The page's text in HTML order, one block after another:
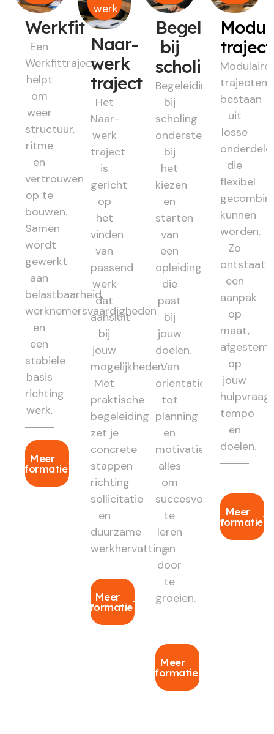
Werkfit
Een
Werkfittraject
helpt
om
weer
structuur,
ritme
en
vertrouwen
op te
bouwen.
Samen
wordt
gewerkt
aan
belastbaarheid,
werknemersvaardigheden
en
een
stabiele
basis
richting
werk.
Meer
informatie
werk
Naar-
werk
traject
Het
Naar-
werk
traject
is
gericht
op
het
vinden
van
passend
werk
dat
aansluit
bij
jouw
mogelijkheden.
Met
praktische
begeleiding
zet je
concrete
stappen
richting
sollicitatie
en
duurzame
werkhervatting.
Meer
informatie
Begeleiding
bij
scholing
Begeleiding
bij
scholing
ondersteunt
bij
het
kiezen
en
starten
van
een
opleiding
die
past
bij
jouw
doelen.
Van
oriëntatie
tot
planning
en
motivatie:
alles
om
succesvol
te
leren
en
door
te
groeien.
Meer
informatie
Modulaire
trajecten
bestaan
uit
losse
die
flexibel
kunnen
worden.
Zo
ontstaat
een
aanpak
op
maat,
op
jouw
hulpvraag,
tempo
en
doelen.
Meer
informatie